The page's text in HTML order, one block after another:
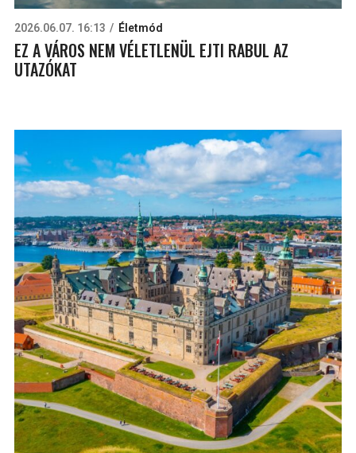
2026.06.07. 16:13 Életmód
EZ A VÁROS NEM VÉLETLENÜL EJTI RABUL AZ
UTAZÓKAT